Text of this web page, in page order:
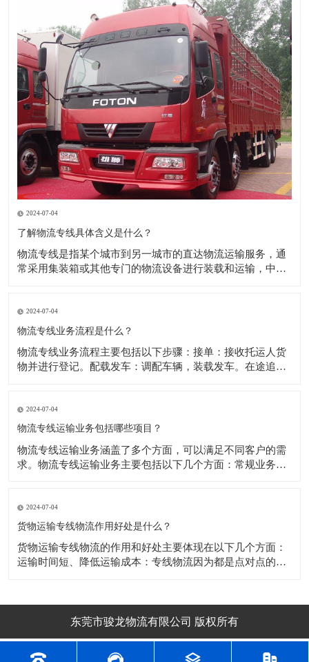
2024-07-04
了解物流专线具体含义是什么？
​物流专线是指某个城市到另一城市的直达物流运输服务，通
常采用集装箱或其他专门的物流设备进行装载和运输，中间
提供快速、高效的物流服务，同时可以根据客户的需求提供
定制化的服务，如上门取货、送货到家等。
2024-07-04
物流专线业务流程是什么？
​物流专线业务流程主要包括以下步骤：接单：接收托运人货
物并进行登记。配载发车：调配车辆，装载发车。​在途追
从目的网点配送到用户手里。对账结算：根据双方协议或者
合同内容专线物流与货主进行核算。
2024-07-04
物流专线运输业务包括哪些项目？
​物流专线运输业务涵盖了多个方面，可以满足不同客户的需
求。物流专线运输业务主要包括以下几个方面：常规业务：
运业务，物流专线运输公司还可能提供货物仓储和暂存服
务，这可以帮助客户更好地管理他们的货物。
2024-07-04
货物运输专线物流作用好处是什么？
​货物运输专线物流的作用和好处主要体现在以下几个方面：
运输时间短、降低运输成本：专线物流因为都是点对点的线
本。​运输成本低：专线物流通常运输成本较低，在单价上相
对更低一些。可承接物品种类多：液体（不
东莞市骏龙物流有限公司 版权所有